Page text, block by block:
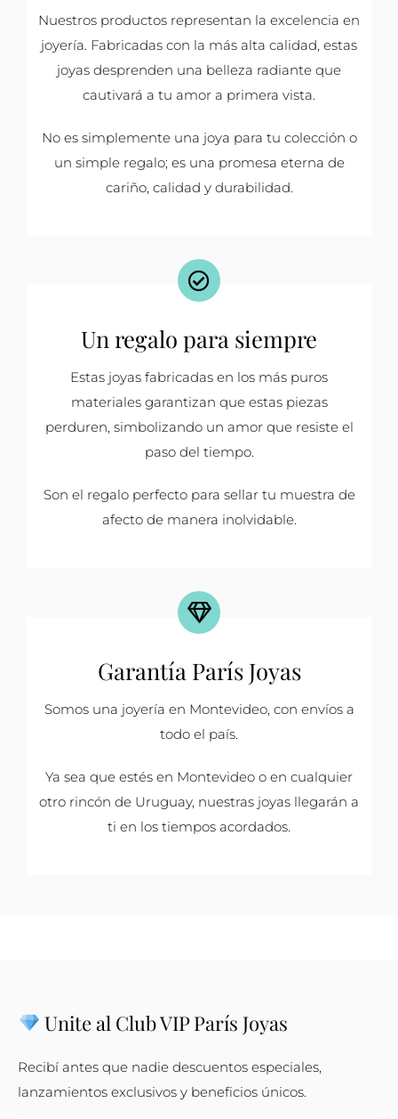
Nuestros productos representan la excelencia en
joyería. Fabricadas con la más alta calidad, estas
joyas desprenden una belleza radiante que
cautivará a tu amor a primera vista.
No es simplemente una joya para tu colección o
un simple regalo; es una promesa eterna de
cariño, calidad y durabilidad.
Un regalo para siempre
Estas joyas fabricadas en los más puros
materiales garantizan que estas piezas
perduren, simbolizando un amor que resiste el
paso del tiempo.
Son el regalo perfecto para sellar tu muestra de
afecto de manera inolvidable.
Garantía París Joyas
Somos una joyería en Montevideo, con envíos a
todo el país.
Ya sea que estés en Montevideo o en cualquier
otro rincón de Uruguay, nuestras joyas llegarán a
ti en los tiempos acordados.
Unite al Club VIP París Joyas
Recibí antes que nadie descuentos especiales,
lanzamientos exclusivos y beneficios únicos.